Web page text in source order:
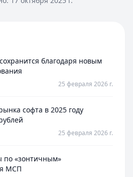
благодаря новым
25 февраля 2026 г.
софта в 2025 году
25 февраля 2026 г.
«зонтичным»
МСП